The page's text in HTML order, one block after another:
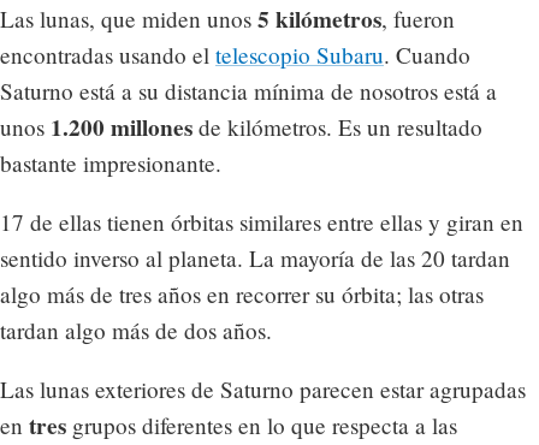
Las lunas, que miden unos 5 kilómetros, fueron
encontradas usando el telescopio Subaru. Cuando
Saturno está a su distancia mínima de nosotros está a
unos 1.200 millones de kilómetros. Es un resultado
bastante impresionante.
17 de ellas tienen órbitas similares entre ellas y giran en
sentido inverso al planeta. La mayoría de las 20 tardan
algo más de tres años en recorrer su órbita; las otras
tardan algo más de dos años.
Las lunas exteriores de Saturno parecen estar agrupadas
en tres grupos diferentes en lo que respecta a las